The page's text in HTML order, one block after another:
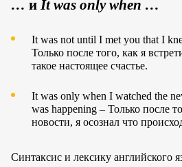
… иIt was only when …
It was not until I met you that I
Только после того, как я
такое настоящее счастье.
It was only when I watched the
was happening – Только после
новости, я осознал что
Синтаксис и лексику английского